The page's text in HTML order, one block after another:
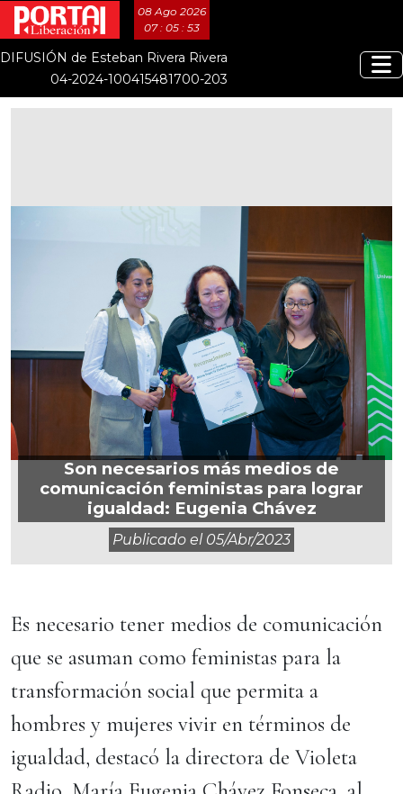
08 Ago 2026
07 : 05 : 54
DIFUSIÓN de Esteban Rivera Rivera
04-2024-100415481700-203
Son necesarios más medios de
comunicación feministas para lograr
igualdad: Eugenia Chávez
Publicado el 05/abr/2023
Es necesario tener medios de comunicación
que se asuman como feministas para la
transformación social que permita a
hombres y mujeres vivir en términos de
igualdad, destacó la directora de Violeta